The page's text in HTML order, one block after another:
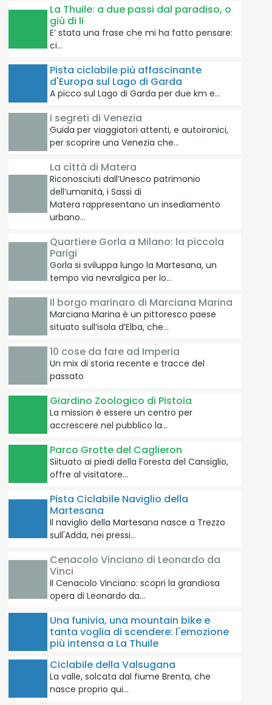
La Thuile: a due passi dal paradiso, o
giù di li
E’ stata una frase che mi ha fatto pensare:
ci…
Pista ciclabile più affascinante
d'Europa sul Lago di Garda
A picco sul Lago di Garda per due km e…
I segreti di Venezia
Guida per viaggiatori attenti, e autoironici,
per scoprire una Venezia che…
La città di Matera
Riconosciuti dall’Unesco patrimonio
dell’umanità, i Sassi di
Matera rappresentano un insediamento
urbano…
Quartiere Gorla a Milano: la piccola
Parigi
Gorla si sviluppa lungo la Martesana, un
tempo via nevralgica per lo…
Il borgo marinaro di Marciana Marina
Marciana Marina è un pittoresco paese
situato sull’isola d’Elba, che…
10 cose da fare ad Imperia
Un mix di storia recente e tracce del
passato
Giardino Zoologico di Pistoia
La mission è essere un centro per
accrescere nel pubblico la…
Parco Grotte del Caglieron
Siituato ai piedi della Foresta del Cansiglio,
offre al visitatore…
Pista Ciclabile Naviglio della
Martesana
Il naviglio della Martesana nasce a Trezzo
sull'Adda, nei pressi…
Cenacolo Vinciano di Leonardo da
Vinci
Il Cenacolo Vinciano: scopri la grandiosa
opera di Leonardo da…
Una funivia, una mountain bike e
tanta voglia di scendere: l'emozione
più intensa a La Thuile
Ciclabile della Valsugana
La valle, solcata dal fiume Brenta, che
nasce proprio qui…